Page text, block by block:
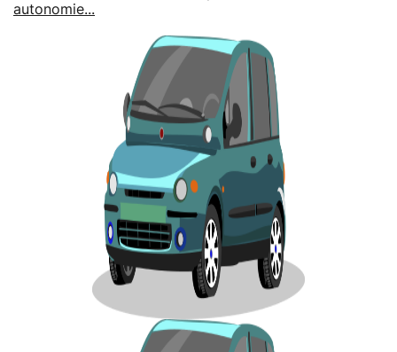
autonomie...